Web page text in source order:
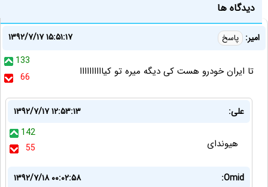
دیدگاه ها
امیر: پاسخ
۱۳۹۲/۷/۱۷ ۱۵:۵۱:۱۷
133
66
تا ایران خودرو هست کی دیگه میره تو کیاااااااااا
علی:
۱۳۹۲/۷/۱۷ ۱۲:۵۳:۱۳
142
55
هیوندای
Omid:
۱۳۹۲/۷/۱۸ ۰۰:۰۲:۵۸